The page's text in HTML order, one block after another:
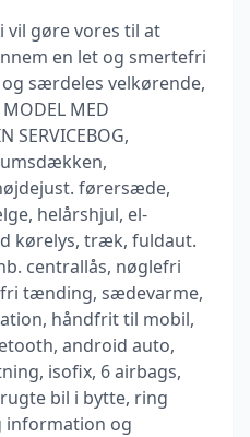
vil gøre vores til at
en let og smertefri
særdeles velkørende,
MODEL MED
SERVICEBOG,
førersæde,
helårshjul, el-
kørelys, træk, fuldaut.
centrallås, nøglefri
tænding, sædevarme,
håndfrit til mobil,
android auto,
isofix, 6 airbags,
bil i bytte, ring
information og